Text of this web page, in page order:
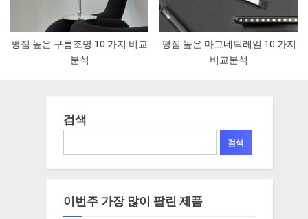
평점 높은 구름조명 10 가지 비교
분석
평점 높은 마그네틱레일 10 가지
비교분석
검색
검색
이번주 가장 많이 팔린 제품